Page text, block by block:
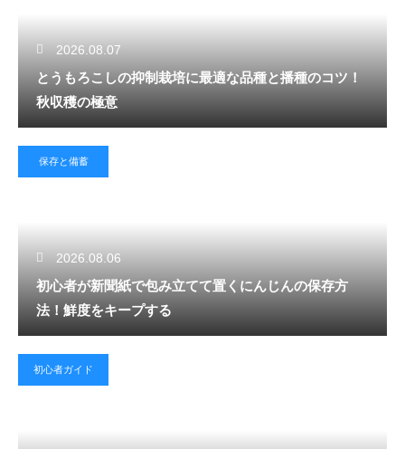
2026.08.07
とうもろこしの抑制栽培に最適な品種と播種のコツ！
秋収穫の極意
保存と備蓄
2026.08.06
初心者が新聞紙で包み立てて置くにんじんの保存方
法！鮮度をキープする
初心者ガイド